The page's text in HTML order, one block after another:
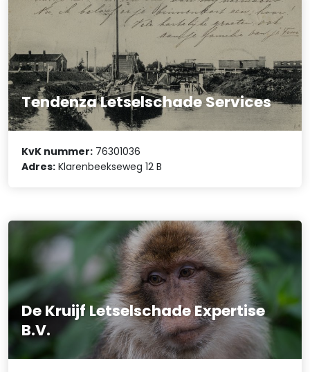
Tendenza Letselschade Services
KvK nummer: 76301036
Adres: Klarenbeekseweg 12 B
De Kruijf Letselschade Expertise
B.V.